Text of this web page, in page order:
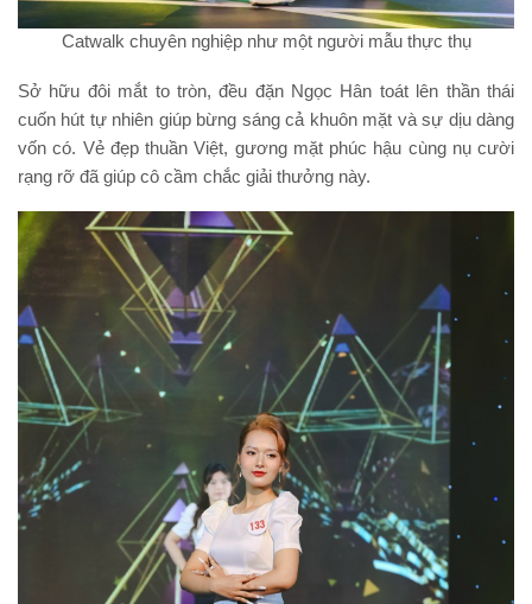
Catwalk chuyên nghiệp như một người mẫu thực thụ
Sở hữu đôi mắt to tròn, đều đặn Ngọc Hân toát lên thần thái
cuốn hút tự nhiên giúp bừng sáng cả khuôn mặt và sự dịu dàng
vốn có. Vẻ đẹp thuần Việt, gương mặt phúc hậu cùng nụ cười
rạng rỡ đã giúp cô cầm chắc giải thưởng này.